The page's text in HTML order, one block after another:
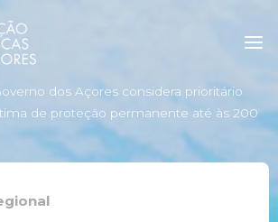
dos Açores considera prioritário
de proteção permanente até às 200